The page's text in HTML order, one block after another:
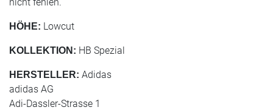
HÖHE: Lowcut
KOLLEKTION: HB Spezial
HERSTELLER: Adidas
adidas AG
Adi-Dassler-Strasse 1